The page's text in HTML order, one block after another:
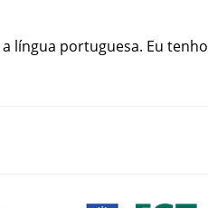
a língua portuguesa. Eu tenho